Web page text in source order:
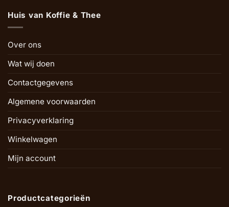
Huis van Koffie & Thee
Over ons
Wat wij doen
Contactgegevens
Algemene voorwaarden
Privacyverklaring
Winkelwagen
Mijn account
Productcategorieën